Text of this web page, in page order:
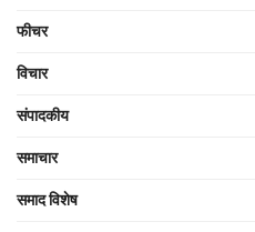
फीचर
विचार
संपादकीय
समाचार
समाद विशेष